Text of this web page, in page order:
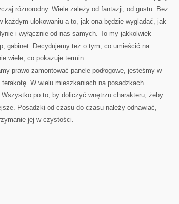
różnorodny. Wiele zależy od fantazji, od gustu. Bez
każdym ulokowaniu a to, jak ona będzie wyglądać, jak
i wyłącznie od nas samych. To my jakkolwiek
gabinet. Decydujemy też o tym, co umieścić na
wiele, co pokazuje termin
prawo zamontować panele podłogowe, jesteśmy w
W wielu mieszkaniach na posadzkach
Wszystko po to, by doliczyć wnętrzu charakteru, żeby
Posadzki od czasu do czasu należy odnawiać,
jej w czystości.